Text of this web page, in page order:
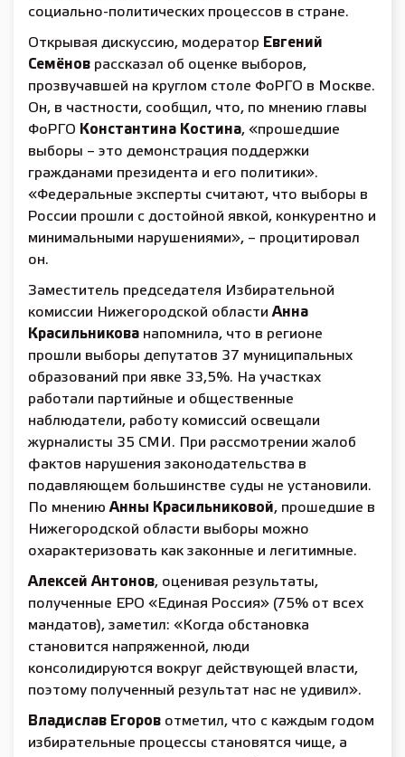
социально-политических процессов в стране.
Открывая дискуссию, модератор Евгений
Семёнов рассказал об оценке выборов,
прозвучавшей на круглом столе ФоРГО в Москве.
Он, в частности, сообщил, что, по мнению главы
ФоРГО Константина Костина, «прошедшие
выборы – это демонстрация поддержки
гражданами президента и его политики».
«Федеральные эксперты считают, что выборы в
России прошли с достойной явкой, конкурентно и
минимальными нарушениями», – процитировал
он.
Заместитель председателя Избирательной
комиссии Нижегородской областиАнна
Красильникова напомнила, что в регионе
прошли выборы депутатов 37 муниципальных
образований при явке 33,5%. На участках
работали партийные и общественные
наблюдатели, работу комиссий освещали
журналисты 35 СМИ. При рассмотрении жалоб
фактов нарушения законодательства в
подавляющем большинстве суды не установили.
По мнениюАнны Красильниковой, прошедшие в
Нижегородской области выборы можно
охарактеризовать как законные и легитимные.
Алексей Антонов, оценивая результаты,
полученные ЕРО «Единая Россия» (75% от всех
мандатов), заметил: «Когда обстановка
становится напряженной, люди
консолидируются вокруг действующей власти,
поэтому полученный результат нас не удивил».
Владислав Егоров отметил, что с каждым годом
избирательные процессы становятся чище, а